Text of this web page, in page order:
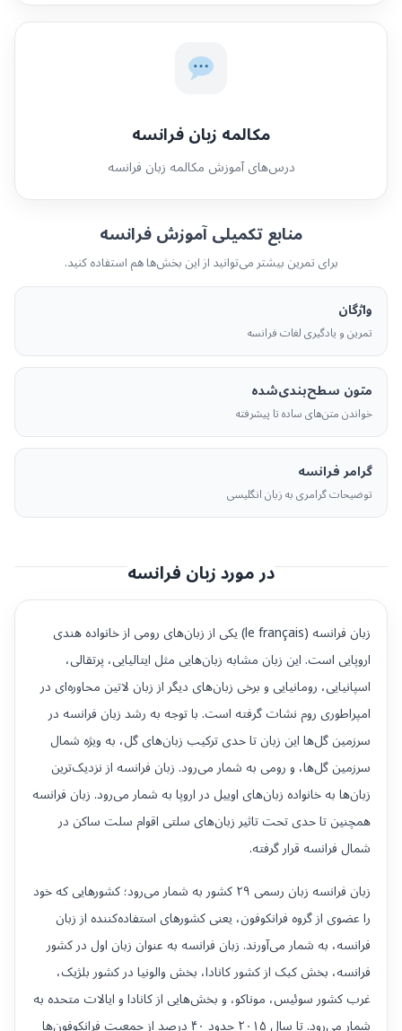
مکالمه زبان فرانسه
درس‌های آموزش مکالمه زبان فرانسه
منابع تکمیلی آموزش فرانسه
برای تمرین بیشتر می‌توانید از این بخش‌ها هم استفاده کنید.
واژگان
تمرین و یادگیری لغات فرانسه
متون سطح‌بندی‌شده
خواندن متن‌های ساده تا پیشرفته
گرامر فرانسه
توضیحات گرامری به زبان انگلیسی
در مورد زبان فرانسه
زبان فرانسه (le français) یکی از زبان‌های رومی از خانواده هندی
اروپایی است. این زبان مشابه زبان‌هایی مثل ایتالیایی، پرتقالی،
اسپانیایی، رومانیایی و برخی زبان‌های دیگر از زبان لاتین محاوره‌ای در
امپراطوری روم نشات گرفته است. با توجه به رشد زبان فرانسه در
سرزمین گل‌ها این زبان تا حدی ترکیب زبان‌های گل، به ویژه شمال
سرزمین گل‌ها، و رومی به شمار می‌رود. زبان فرانسه از نزدیک‌ترین
زبان‌ها به خانواده زبان‌های اوییل در اروپا به شمار می‌رود. زبان فرانسه
همچنین تا حدی تحت تاثیر زبان‌های سلتی اقوام سلت ساکن در
شمال فرانسه قرار گرفته.
زبان فرانسه زبان رسمی ۲۹ کشور به شمار می‌رود؛ کشورهایی که خود
را عضوی از گروه فرانکوفون، یعنی کشورهای استفاده‌کننده از زبان
فرانسه، به شمار می‌آورند. زبان فرانسه به عنوان زبان اول در کشور
فرانسه، بخش کبک از کشور کانادا، بخش والونیا در کشور بلژیک،
غرب کشور سوئیس، موناکو، و بخش‌هایی از کانادا و ایالات متحده به